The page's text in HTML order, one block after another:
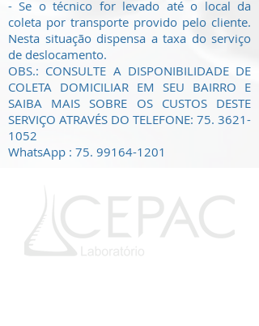
- Se o técnico for levado até o local da
coleta por transporte provido pelo cliente.
Nesta situação dispensa a taxa do serviço
de deslocamento.
OBS.: CONSULTE A DISPONIBILIDADE DE
COLETA DOMICILIAR EM SEU BAIRRO E
SAIBA MAIS SOBRE OS CUSTOS DESTE
SERVIÇO ATRAVÉS DO TELEFONE: 75. 3621-
1052
WhatsApp : 75. 99164-1201